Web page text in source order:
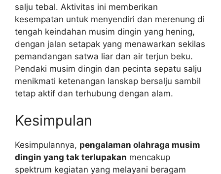
salju tebal. Aktivitas ini memberikan
kesempatan untuk menyendiri dan merenung di
tengah keindahan musim dingin yang hening,
dengan jalan setapak yang menawarkan sekilas
pemandangan satwa liar dan air terjun beku.
Pendaki musim dingin dan pecinta sepatu salju
menikmati ketenangan lanskap bersalju sambil
tetap aktif dan terhubung dengan alam.
Kesimpulan
Kesimpulannya, pengalaman olahraga musim
dingin yang tak terlupakan mencakup
spektrum kegiatan yang melayani beragam